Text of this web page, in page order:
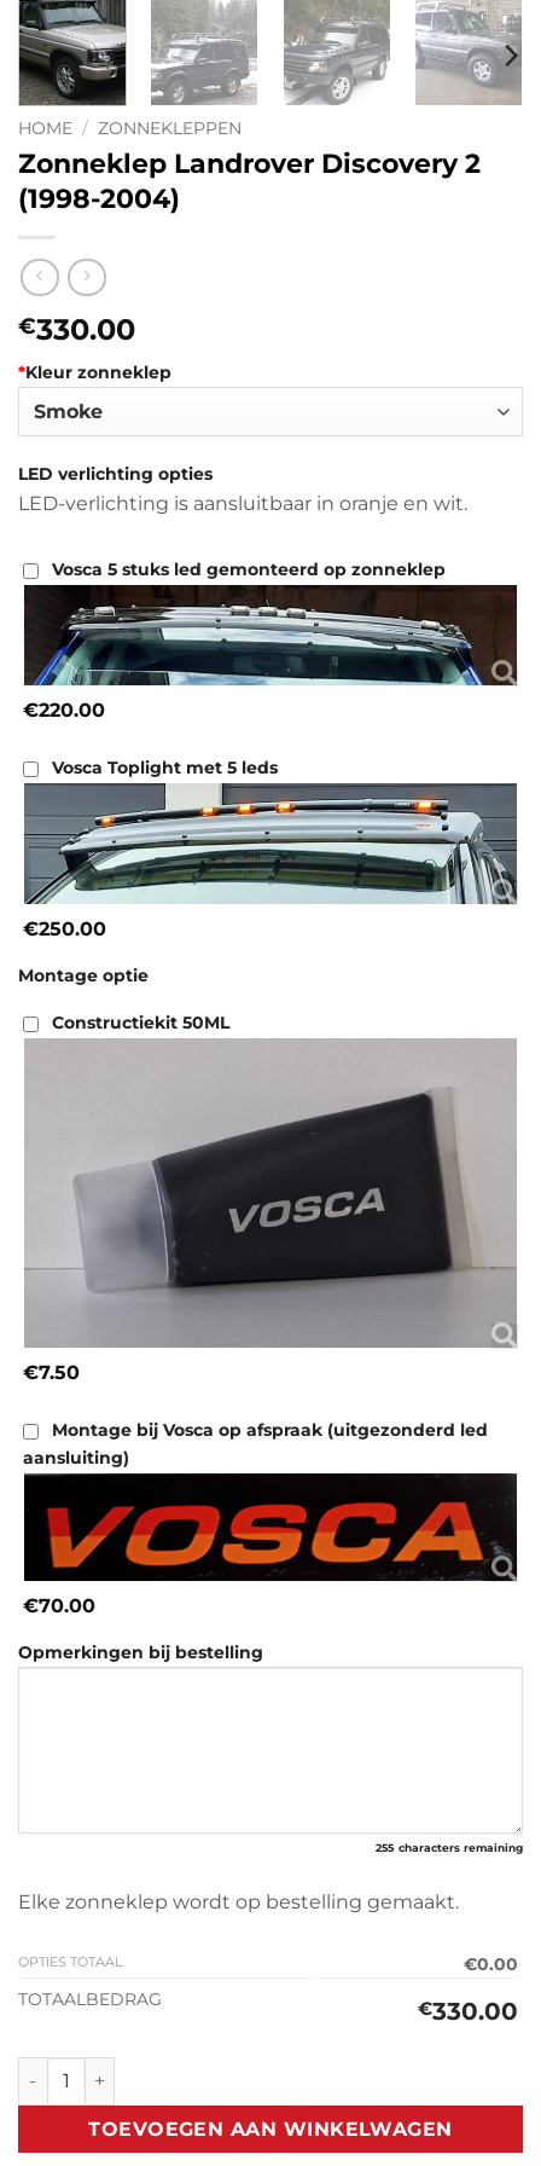
HOME / ZONNEKLEPPEN
Zonneklep Landrover Discovery 2
(1998-2004)
€330.00
*Kleur zonneklep
LED verlichting opties
LED-verlichting is aansluitbaar in oranje en wit.
Vosca 5 stuks led gemonteerd op zonneklep
€220.00
Vosca Toplight met 5 leds
€250.00
Montage optie
Constructiekit 50ML
€7.50
Montage bij Vosca op afspraak (uitgezonderd led
aansluiting)
€70.00
Opmerkingen bij bestelling
255 characters remaining
Elke zonneklep wordt op bestelling gemaakt.
OPTIES TOTAAL
€0.00
TOTAALBEDRAG
€330.00
Zonneklep Landrover Discovery 2 (1998-2004) aantal
TOEVOEGEN AAN WINKELWAGEN